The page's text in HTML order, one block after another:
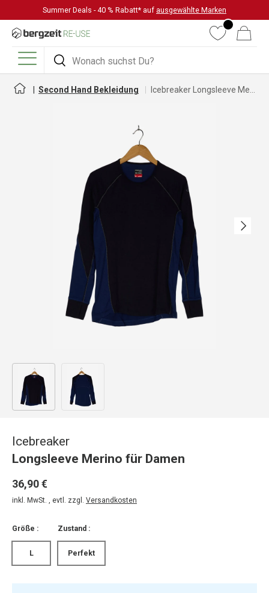
DIREKT ZUM INHALT
Summer Deals - 40 % Rabatt* auf ausgewählte Marken
Suchen
Suchen
WunschlisteWarenkorb
Menü
Second Hand Bekleidung
Nächste
Bild 1 in Galerieansicht laden
Icebreaker
Longsleeve Merino für Damen
36,90 €
inkl. MwSt. , evtl. zzgl. Versandkosten
Größe :
L
Zustand :
Perfekt